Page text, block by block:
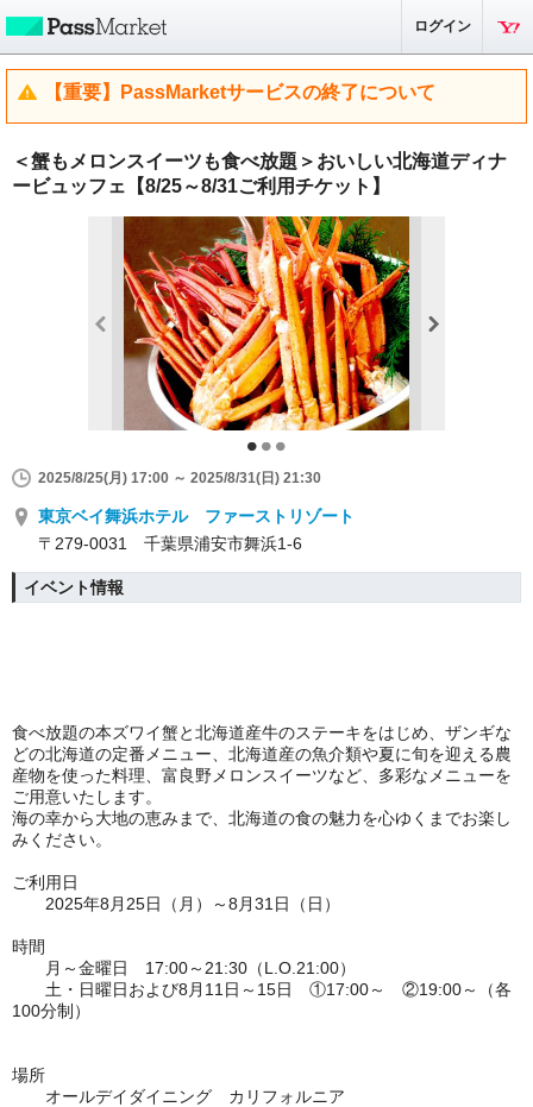
ログイン
【重要】PassMarketサービスの終了について
＜蟹もメロンスイーツも食べ放題＞おいしい北海道ディナ
ービュッフェ【8/25～8/31ご利用チケット】
2025/8/25(月) 17:00 ～ 2025/8/31(日) 21:30
東京ベイ舞浜ホテル ファーストリゾート
〒279-0031 千葉県浦安市舞浜1-6
イベント情報
食べ放題の本ズワイ蟹と北海道産牛のステーキをはじめ、ザンギな
どの北海道の定番メニュー、北海道産の魚介類や夏に旬を迎える農
産物を使った料理、富良野メロンスイーツなど、多彩なメニューを
ご用意いたします。
海の幸から大地の恵みまで、北海道の食の魅力を心ゆくまでお楽し
みください。
ご利用日
2025年8月25日（月）～8 月31日（日）
時間
月～金曜日 17:00～21:30（L.O.21:00）
土・日曜日および8月11日～15日 ①17:00～ ②19:00～（各
100分制）
場所
オールデイダイニング カリフォルニア